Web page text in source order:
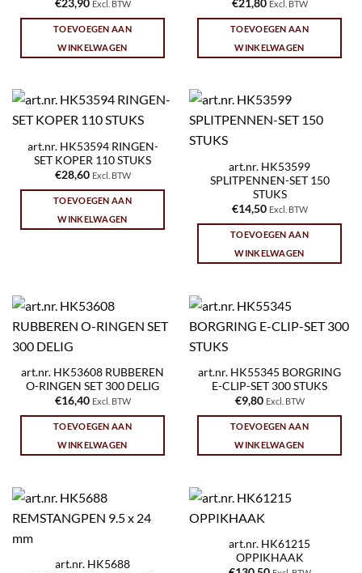
€23,90 Excl. BTW
TOEVOEGEN AAN
WINKELWAGEN
€21,80 Excl. BTW
TOEVOEGEN AAN
WINKELWAGEN
art.nr. HK53594 RINGEN-
SET KOPER 110 STUKS
€28,60 Excl. BTW
TOEVOEGEN AAN
WINKELWAGEN
art.nr. HK53599
SPLITPENNEN-SET 150
STUKS
€14,50 Excl. BTW
TOEVOEGEN AAN
WINKELWAGEN
art.nr. HK53608 RUBBEREN
O-RINGEN SET 300 DELIG
€16,40 Excl. BTW
TOEVOEGEN AAN
WINKELWAGEN
art.nr. HK55345 BORGRING
E-CLIP-SET 300 STUKS
€9,80 Excl. BTW
TOEVOEGEN AAN
WINKELWAGEN
art.nr. HK5688
art.nr. HK61215
OPPIKHAAK